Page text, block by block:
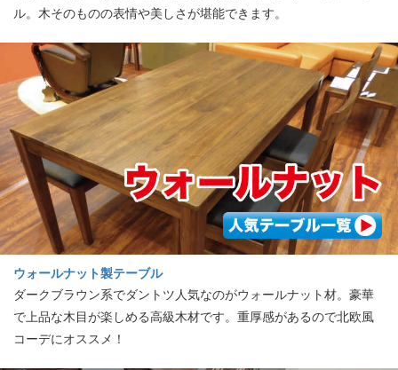
ル。木そのものの表情や美しさが堪能できます。
ウォールナット製テーブル
ダークブラウン系でダントツ人気なのがウォールナット材。豪華
で上品な木目が楽しめる高級木材です。重厚感があるので北欧風
コーデにオススメ！